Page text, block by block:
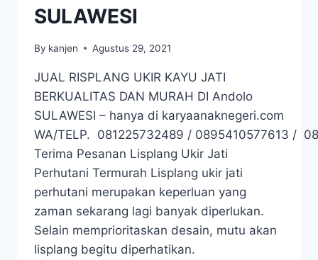
SULAWESI
By kanjen Agustus 29, 2021
JUAL RISPLANG UKIR KAYU JATI
BERKUALITAS DAN MURAH DI Andolo
SULAWESI – hanya di karyaanaknegeri.com
WA/TELP. 081225732489 / 0895410577613 /
Terima Pesanan Lisplang Ukir Jati
Perhutani Termurah Lisplang ukir jati
perhutani merupakan keperluan yang
zaman sekarang lagi banyak diperlukan.
Selain memprioritaskan desain, mutu akan
lisplang begitu diperhatikan.